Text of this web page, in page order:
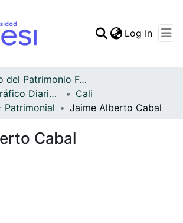
Statistics
Log In
Archivo del Patrimonio Fotográfico y Fílmico del Valle del Cauca
Fondo Fotográfico Diario Occidente
Cali
Patrimonial
Jaime Alberto Cabal
Cabal